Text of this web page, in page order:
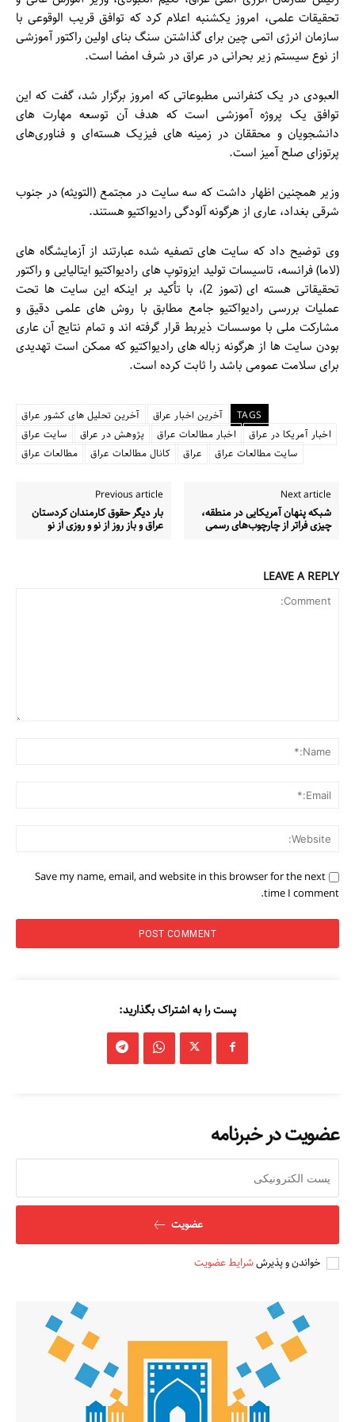
تحقیقات علمی، امروز یکشنبه اعلام کرد که توافق قریب الوقوعی با
سازمان انرژی اتمی چین برای گذاشتن سنگ بنای اولین راکتور آموزشی
از نوع سیستم زیر بحرانی در عراق در شرف امضا است.
العبودی در یک کنفرانس مطبوعاتی که امروز برگزار شد، گفت که این
توافق یک پروژه آموزشی است که هدف آن توسعه مهارت های
دانشجویان و محققان در زمینه های فیزیک هسته‌ای و فناوری‌های
پرتوزای صلح آمیز است.
وزیر همچنین اظهار داشت که سه سایت در مجتمع (التویثه) در جنوب
شرقی بغداد، عاری از هرگونه آلودگی رادیواکتیو هستند.
وی توضیح داد که سایت های تصفیه شده عبارتند از آزمایشگاه های
(لاما) فرانسه، تاسیسات تولید ایزوتوپ های رادیواکتیو ایتالیایی و راکتور
تحقیقاتی هسته ای (تموز 2)، با تأکید بر اینکه این سایت ها تحت
عملیات بررسی رادیواکتیو جامع مطابق با روش های علمی دقیق و
مشارکت ملی با موسسات ذیربط قرار گرفته اند و تمام نتایج آن عاری
بودن سایت ها از هرگونه زباله های رادیواکتیو که ممکن است تهدیدی
برای سلامت عمومی باشد را ثابت کرده است.
TAGS آخرین اخبار عراق
آخرین تحلیل های کشور عراق
اخبار آمریکا در عراق
اخبار مطالعات عراق پژوهش در عراق
سایت عراق
سایت مطالعات عراق
عراق کانال مطالعات عراق مطالعات عراق
Previous article
بار دیگر حقوق کارمندان کردستان
عراق و باز روز از نو و روزی از نو
Next article
شبکه پنهان آمریکایی در منطقه،
چیزی فراتر از چارچوب‌های رسمی
LEAVE A REPLY
Save my name, email, and website in this browser for the next
time I comment.
پست را به اشتراک بگذارید:
عضویت در خبرنامه
عضویت
خواندن و پذیرششرایط عضویت